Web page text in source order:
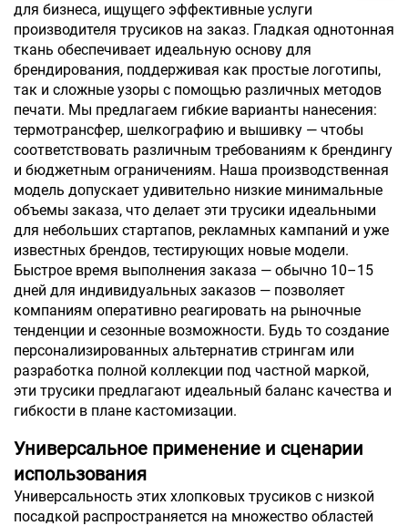
для бизнеса, ищущего эффективные услуги
производителя трусиков на заказ. Гладкая однотонная
ткань обеспечивает идеальную основу для
брендирования, поддерживая как простые логотипы,
так и сложные узоры с помощью различных методов
печати. Мы предлагаем гибкие варианты нанесения:
термотрансфер, шелкографию и вышивку — чтобы
соответствовать различным требованиям к брендингу
и бюджетным ограничениям. Наша производственная
модель допускает удивительно низкие минимальные
объемы заказа, что делает эти трусики идеальными
для небольших стартапов, рекламных кампаний и уже
известных брендов, тестирующих новые модели.
Быстрое время выполнения заказа — обычно 10–15
дней для индивидуальных заказов — позволяет
компаниям оперативно реагировать на рыночные
тенденции и сезонные возможности. Будь то создание
персонализированных альтернатив стрингам или
разработка полной коллекции под частной маркой,
эти трусики предлагают идеальный баланс качества и
гибкости в плане кастомизации.
Универсальное применение и сценарии
использования
Универсальность этих хлопковых трусиков с низкой
посадкой распространяется на множество областей